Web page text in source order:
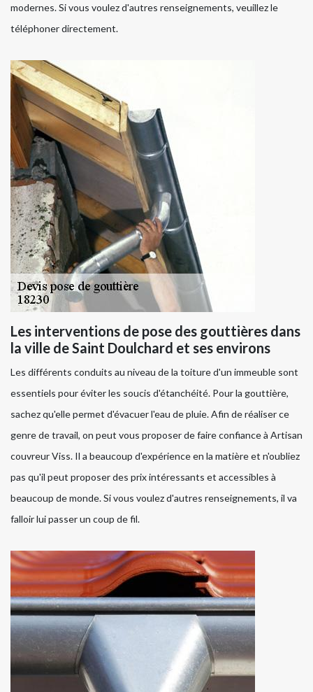
modernes. Si vous voulez d'autres renseignements, veuillez le
téléphoner directement.
Les interventions de pose des gouttières dans
la ville de Saint Doulchard et ses environs
Les différents conduits au niveau de la toiture d'un immeuble sont
essentiels pour éviter les soucis d'étanchéité. Pour la gouttière,
sachez qu'elle permet d'évacuer l'eau de pluie. Afin de réaliser ce
genre de travail, on peut vous proposer de faire confiance à Artisan
couvreur Viss. Il a beaucoup d'expérience en la matière et n'oubliez
pas qu'il peut proposer des prix intéressants et accessibles à
beaucoup de monde. Si vous voulez d'autres renseignements, il va
falloir lui passer un coup de fil.